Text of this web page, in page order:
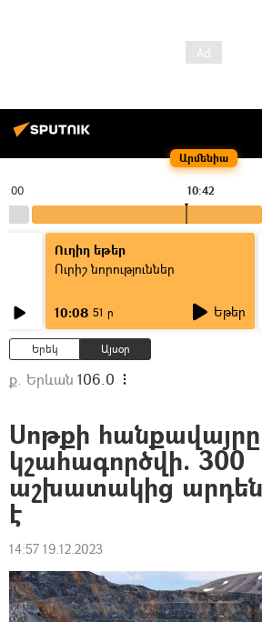
Արմենիա
10:42
Ուղիղ եթեր
Ուրիշ նորություններ
10:08 51 ր Եթեր
Երեկ Այսօր
ք. Երևան 106.0
Սոթքի
կշահագործվի. 300
աշխատակից
է
14:57 19.12.2023